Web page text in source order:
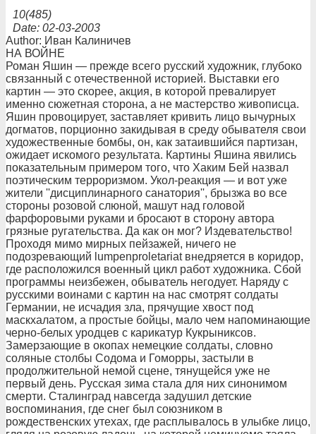
10(485)
Date: 02-03-2003
Author: Иван Калиничев
НА ВОЙНЕ
Роман Яшин — прежде всего русский художник, глубоко
связанный с отечественной историей. Выставки его
картин — это скорее, акция, в которой превалирует
именно сюжетная сторона, а не мастерство живописца.
Яшин провоцирует, заставляет кривить лицо вычурных
догматов, порционно закидывая в среду обывателя свои
художественные бомбы, он, как затаившийся партизан,
ожидает искомого результата. Картины Яшина явились
показательным примером того, что Хаким Бей назвал
поэтическим терроризмом. Укол-реакция — и вот уже
жители ''дисциплинарного санатория'', брызжа во все
стороны розовой слюной, машут над головой
фарфоровыми руками и бросают в сторону автора
грязные ругательства. Да как он мог? Издевательство!
Проходя мимо мирных пейзажей, ничего не
подозревающий lumpenproletariat внедряется в коридор,
где расположился военный цикл работ художника. Сбой
программы неизбежен, обыватель негодует. Наряду с
русскими воинами с картин на нас смотрят солдаты
Германии, не исчадия зла, прячущие хвост под
маскхалатом, а простые бойцы, мало чем напоминающие
черно-белых уродцев с карикатур Кукрыниксов.
Замерзающие в окопах немецкие солдаты, словно
соляные столбы Содома и Гоморры, застыли в
продолжительной немой сцене, тянущейся уже не
первый день. Русская зима стала для них синонимом
смерти. Сталинград навсегда задушил детские
воспоминания, где снег был союзником в
рождественских утехах, где расплывалось в улыбке лицо,